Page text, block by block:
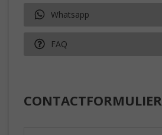
Whatsapp
FAQ
CONTACTFORMULIER